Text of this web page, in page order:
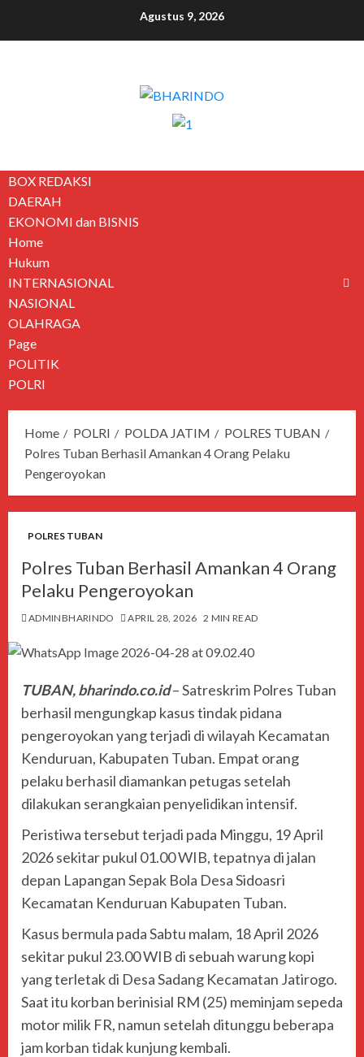
Agustus 9, 2026
BOX REDAKSI
DAERAH
EKONOMI dan BISNIS
Home
Hukum
INTERNASIONAL
NASIONAL
OLAHRAGA
Page
POLITIK
POLRI
Home POLRI POLDA JATIM
POLRES TUBAN
Polres Tuban Berhasil Amankan 4 Orang Pelaku
Pengeroyokan
POLRES TUBAN
Polres Tuban Berhasil Amankan 4 Orang
Pelaku Pengeroyokan
ADMINBHARINDO APRIL 28, 2026 2 MIN READ
TUBAN, bharindo.co.id– Satreskrim Polres Tuban
berhasil mengungkap kasus tindak pidana
pengeroyokan yang terjadi di wilayah Kecamatan
Kenduruan, Kabupaten Tuban. Empat orang
pelaku berhasil diamankan petugas setelah
dilakukan serangkaian penyelidikan intensif.
Peristiwa tersebut terjadi pada Minggu, 19 April
2026 sekitar pukul 01.00 WIB, tepatnya di jalan
depan Lapangan Sepak Bola Desa Sidoasri
Kecamatan Kenduruan Kabupaten Tuban.
Kasus bermula pada Sabtu malam, 18 April 2026
sekitar pukul 23.00 WIB di sebuah warung kopi
yang terletak di Desa Sadang Kecamatan Jatirogo.
Saat itu korban berinisial RM (25) meminjam sepeda
motor milik FR, namun setelah ditunggu beberapa
jam korban tidak kunjung kembali.